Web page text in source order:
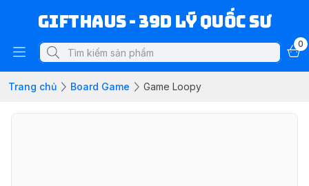
Gifthaus - 39D Lý Quốc Sư
0
Trang chủ Board Game Game Loopy